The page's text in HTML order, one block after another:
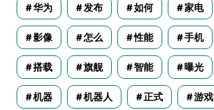
华为 发布 如何 家电
影像 怎么 性能 手机
搭载 旗舰 智能 曝光
机器 机器人 正式 游戏